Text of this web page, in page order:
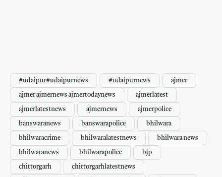
#udaipur#udaipurnews #udaipurnews ajmer
ajmer ajmernews ajmertodaynews ajmerlatest
ajmerlatestnews ajmernews ajmerpolice
banswaranews banswarapolice bhilwara
bhilwaracrime bhilwaralatestnews bhilwara news
bhilwaranews bhilwarapolice bjp
chittorgarh chittorgarhlatestnews